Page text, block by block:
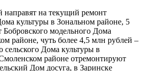
направят на текущий ремонт
культуры в Зональном районе, 5
модельного Дома
районе, чуть более 4,5 млн рублей –
сельского Дома культуры в
районе отремонтируют
Дом досуга, в Заринске